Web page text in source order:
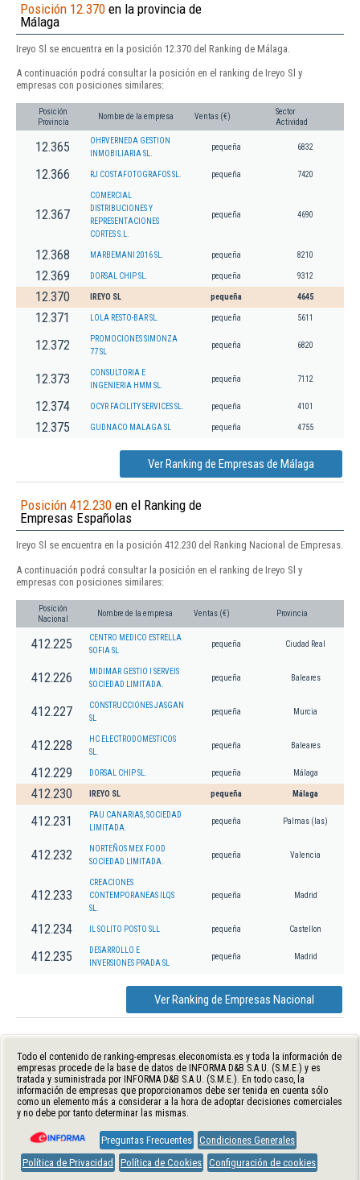
Posición 12.370 en la provincia de
Málaga
Ireyo Sl se encuentra en la posición 12.370 del Ranking de Málaga.
A continuación podrá consultar la posición en el ranking de Ireyo Sl y
empresas con posiciones similares:
Posición
Provincia
Nombre de la empresa Ventas (€)
Sector
Actividad
12.365
OHRVERNEDA GESTION
INMOBILIARIA SL.
pequeña 6832
12.366 RJ COSTAFOTOGRAFOS SL. pequeña 7420
12.367
COMERCIAL
DISTRIBUCIONES Y
REPRESENTACIONES
CORTES S.L.
pequeña 4690
12.368 MARBEMANI 2016 SL. pequeña 8210
12.369 DORSAL CHIP SL. pequeña 9312
12.370 IREYO SL pequeña 4645
12.371 LOLA RESTO-BAR SL. pequeña 5611
12.372
PROMOCIONES SIMONZA
77 SL
pequeña 6820
12.373
CONSULTORIA E
INGENIERIA HMM SL.
pequeña 7112
12.374 OCYR FACILITY SERVICES SL. pequeña 4101
12.375 GUDNACO MALAGA SL pequeña 4755
Ver Ranking de Empresas de Málaga
Posición 412.230 en el Ranking de
Empresas Españolas
Ireyo Sl se encuentra en la posición 412.230 del Ranking Nacional de Empresas.
A continuación podrá consultar la posición en el ranking de Ireyo Sl y
empresas con posiciones similares:
Posición
Nacional
Nombre de la empresa Ventas (€) Provincia
412.225
CENTRO MEDICO ESTRELLA
SOFIA SL
pequeña Ciudad Real
412.226
MIDIMAR GESTIO I SERVEIS
SOCIEDAD LIMITADA.
pequeña Baleares
412.227
CONSTRUCCIONES JASGAN
SL
pequeña Murcia
412.228
HC ELECTRODOMESTICOS
SL.
pequeña Baleares
412.229 DORSAL CHIP SL. pequeña Málaga
412.230 IREYO SL pequeña Málaga
412.231
PAU CANARIAS, SOCIEDAD
LIMITADA.
pequeña Palmas (las)
412.232
NORTEÑOS MEX FOOD
SOCIEDAD LIMITADA.
pequeña Valencia
412.233
CREACIONES
CONTEMPORANEAS ILQS
SL.
pequeña Madrid
412.234 IL SOLITO POSTO SLL pequeña Castellon
412.235
DESARROLLO E
INVERSIONES PRADA SL
pequeña Madrid
Ver Ranking de Empresas Nacional
Todo el contenido de ranking-empresas.eleconomista.es y toda la información de
empresas procede de la base de datos de INFORMA D&B S.A.U. (S.M.E.) y es
tratada y suministrada por INFORMA D&B S.A.U. (S.M.E.). En todo caso, la
información de empresas que proporcionamos debe ser tenida en cuenta sólo
como un elemento más a considerar a la hora de adoptar decisiones comerciales
y no debe por tanto determinar las mismas.
Preguntas Frecuentes Condiciones Generales
Política de Privacidad
Política de Cookies Configuración de cookies